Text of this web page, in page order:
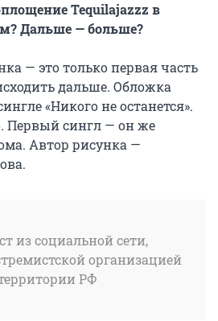
Tequilajazzz в
Дальше — больше?
— это только первая часть
дальше. Обложка
«Никого не останется».
Первый сингл — он же
Автор рисунка —
из социальной сети,
организацией
РФ